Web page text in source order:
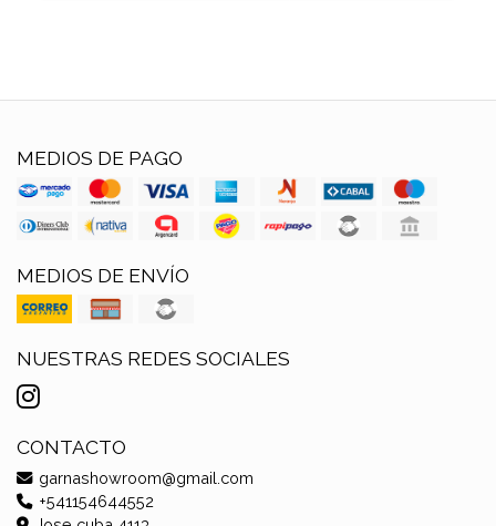
MEDIOS DE PAGO
MEDIOS DE ENVÍO
NUESTRAS REDES SOCIALES
CONTACTO
garnashowroom@gmail.com
+541154644552